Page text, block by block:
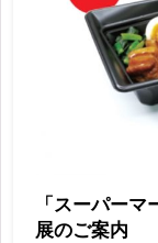
「スーパー
展のご案内